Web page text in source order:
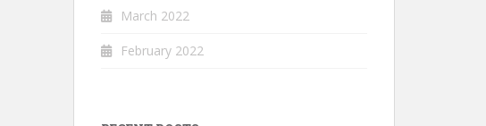
March 2022
February 2022